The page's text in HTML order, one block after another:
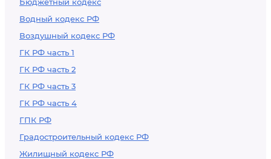
Водный кодекс РФ
Воздушный кодекс РФ
ГК РФ часть 1
ГК РФ часть 2
ГК РФ часть 3
ГК РФ часть 4
ГПК РФ
Градостроительный кодекс РФ
Жилищный кодекс РФ